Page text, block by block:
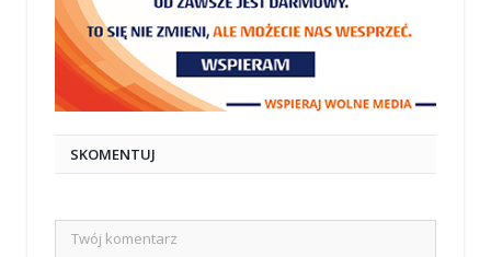
SKOMENTUJ